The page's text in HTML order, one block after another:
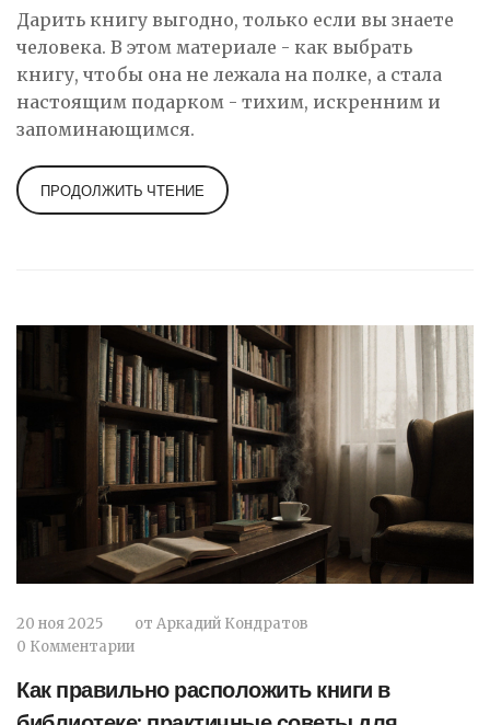
Дарить книгу выгодно, только если вы знаете
человека. В этом материале - как выбрать
книгу, чтобы она не лежала на полке, а стала
настоящим подарком - тихим, искренним и
запоминающимся.
ПРОДОЛЖИТЬ ЧТЕНИЕ
20 ноя 2025 от Аркадий Кондратов
0 Комментарии
Как правильно расположить книги в